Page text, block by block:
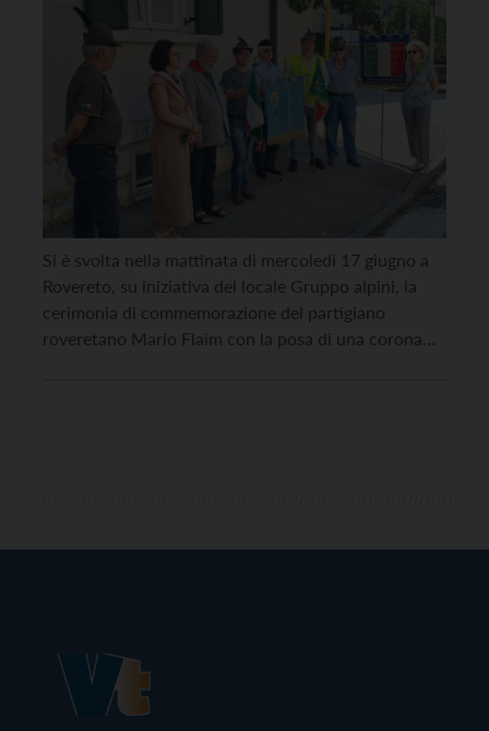
Si è svolta nella mattinata di mercoledì 17 giugno a
Rovereto, su iniziativa del locale Gruppo alpini, la
cerimonia di commemorazione del partigiano
roveretano Mario Flaim con la posa di una corona